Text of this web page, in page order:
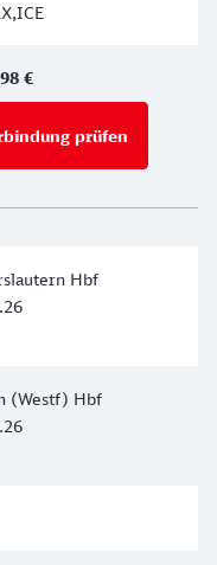
€
prüfen
Hbf
(Westf) Hbf